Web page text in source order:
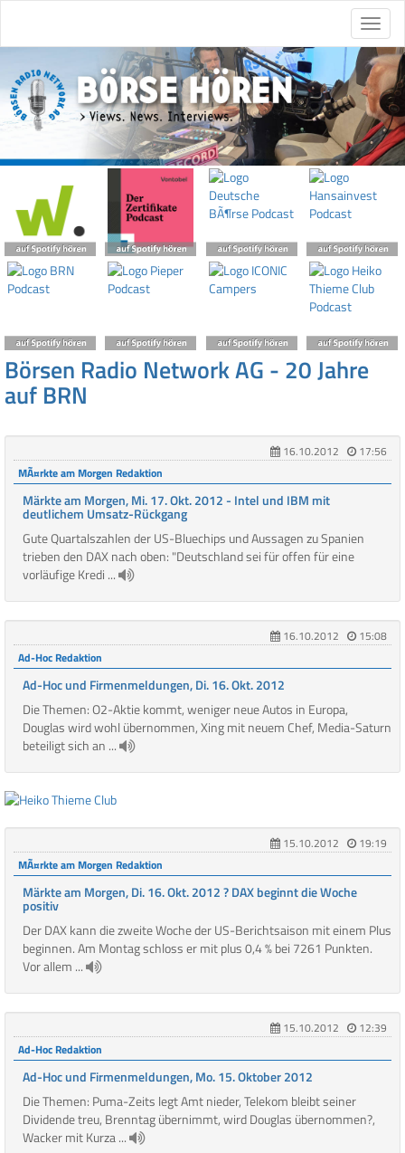
Börsen Radio Network AG - 20 Jahre
auf BRN
16.10.2012
17:56
MÃ¤rkte am Morgen Redaktion
Märkte am Morgen, Mi. 17. Okt. 2012 - Intel und IBM mit
deutlichem Umsatz-Rückgang
Gute Quartalszahlen der US-Bluechips und Aussagen zu Spanien
trieben den DAX nach oben: "Deutschland sei für offen für eine
vorläufige Kredi ...
16.10.2012
15:08
Ad-Hoc Redaktion
Ad-Hoc und Firmenmeldungen, Di. 16. Okt. 2012
Die Themen: O2-Aktie kommt, weniger neue Autos in Europa,
Douglas wird wohl übernommen, Xing mit neuem Chef, Media-Saturn
beteiligt sich an ...
15.10.2012
19:19
MÃ¤rkte am Morgen Redaktion
Märkte am Morgen, Di. 16. Okt. 2012 ? DAX beginnt die Woche
positiv
Der DAX kann die zweite Woche der US-Berichtsaison mit einem Plus
beginnen. Am Montag schloss er mit plus 0,4 % bei 7261 Punkten.
Vor allem ...
15.10.2012
12:39
Ad-Hoc Redaktion
Ad-Hoc und Firmenmeldungen, Mo. 15. Oktober 2012
Die Themen: Puma-Zeits legt Amt nieder, Telekom bleibt seiner
Dividende treu, Brenntag übernimmt, wird Douglas übernommen?,
Wacker mit Kurza ...